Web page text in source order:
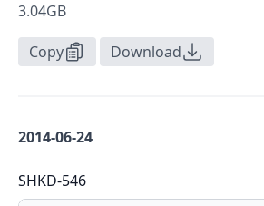
3.04GB
Copy Download
2014-06-24
SHKD-546